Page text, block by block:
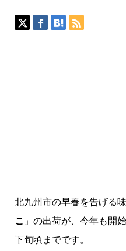
北九州市の早春を告げる
こ 」の出荷が、今年も開
下旬頃までです。